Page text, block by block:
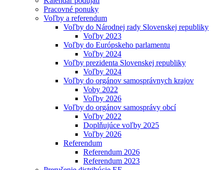
Pracovné ponuky
Voľby a referendum
Voľby do Národnej rady Slovenskej republiky
Voľby 2023
Voľby do Európskeho parlamentu
Voľby 2024
Voľby prezidenta Slovenskej republiky
Voľby 2024
Voľby do orgánov samosprávnych krajov
Voby 2022
Voľby 2026
Voľby do orgánov samosprávy obcí
Voľby 2022
Doplňujúce voľby 2025
Voľby 2026
Referendum
Referendum 2026
Referendum 2023